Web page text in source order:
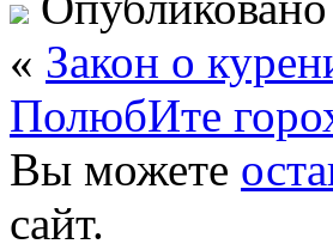
« Закон о
ПолюбИте
Вы можете
сайт.